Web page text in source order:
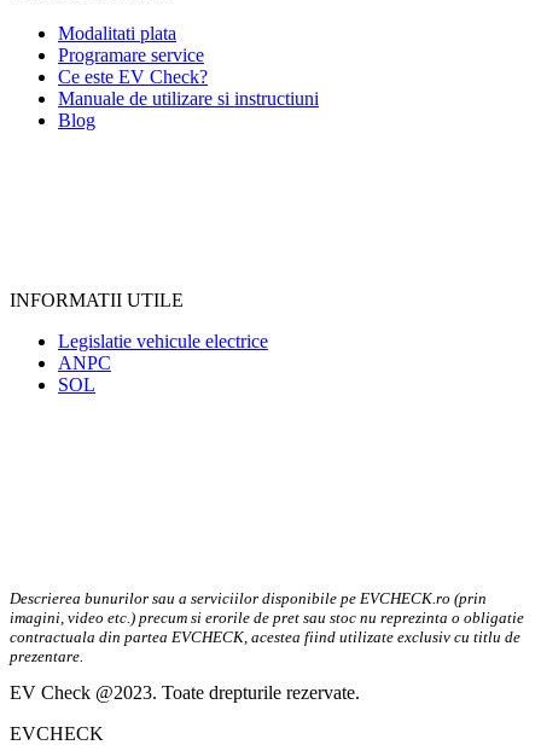
Modalitati plata
Programare service
Ce este EV Check?
Manuale de utilizare si instructiuni
Blog
INFORMATII UTILE
Legislatie vehicule electrice
ANPC
SOL
Descrierea bunurilor sau a serviciilor disponibile pe EVCHECK.ro (prin
imagini, video etc.) precum si erorile de pret sau stoc nu reprezinta o obligatie
contractuala din partea EVCHECK, acestea fiind utilizate exclusiv cu titlu de
prezentare.
EV Check @2023. Toate drepturile rezervate.
EVCHECK